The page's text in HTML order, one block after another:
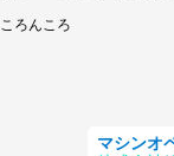
ころんころ